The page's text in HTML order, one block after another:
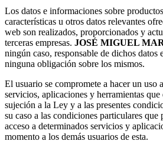
Los datos e informaciones sobre
características u otros datos relevantes
web son realizados, proporcionados y
terceras empresas. JOSÉ MIGUEL
ningún caso, responsable de dichos datos
ninguna obligación sobre los mismos.
El usuario se compromete a hacer un uso
servicios, aplicaciones y herramientas que
sujeción a la Ley y a las presentes
su caso a las condiciones particulares que
acceso a determinados servicios y
momento a los demás usuarios de esta.